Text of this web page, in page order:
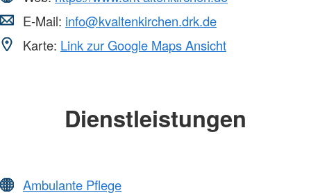
E-Mail: info@kvaltenkirchen.drk.de
Karte: Link zur Google Maps Ansicht
Dienstleistungen
Ambulante Pflege